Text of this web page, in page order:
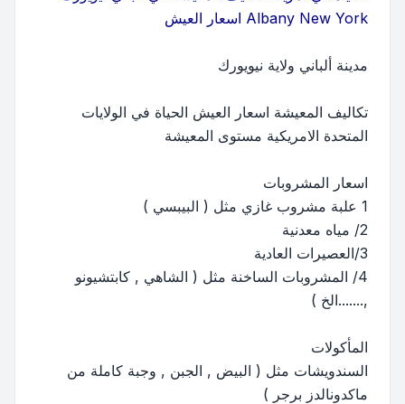
Albany New York اسعار العيش
مدينة ألباني ولاية نيويورك
تكاليف المعيشة اسعار العيش الحياة في الولايات
المتحدة الامريكية مستوى المعيشة
اسعار المشروبات
1 علبة مشروب غازي مثل ( البيبسي )
2/ مياه معدنية
3/العصيرات العادية
4/ المشروبات الساخنة مثل ( الشاهي , كابتشيونو
,.......الخ )
المأكولات
السندويشات مثل ( البيض , الجبن , وجبة كاملة من
ماكدونالدز برجر )